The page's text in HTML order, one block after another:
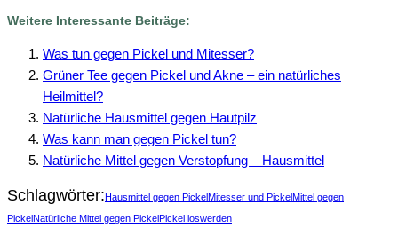
Weitere Interessante Beiträge:
Was tun gegen Pickel und Mitesser?
Grüner Tee gegen Pickel und Akne – ein natürliches
Heilmittel?
Natürliche Hausmittel gegen Hautpilz
Was kann man gegen Pickel tun?
Natürliche Mittel gegen Verstopfung – Hausmittel
Schlagwörter:Hausmittel gegen PickelMitesser und PickelMittel gegen
PickelNatürliche Mittel gegen PickelPickel loswerden